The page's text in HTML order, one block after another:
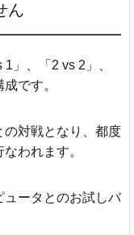
ん
」、「2 vs 2」、
です。
の対戦となり、都度
われます。
ュータとのお試しバ